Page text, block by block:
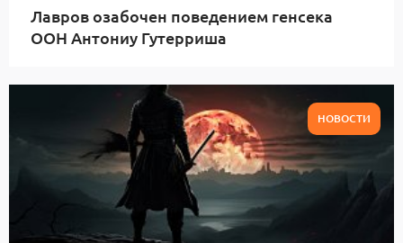
Лавров озабочен поведением генсека
ООН Антониу Гутерриша
НОВОСТИ